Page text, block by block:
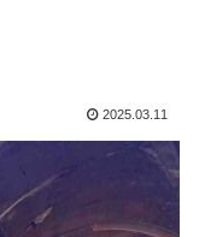
2025.03.11